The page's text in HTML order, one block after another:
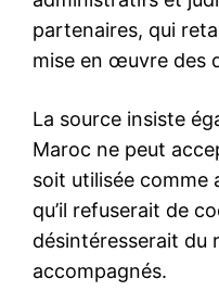
Nous contacter
Formules d’abonnement
Related